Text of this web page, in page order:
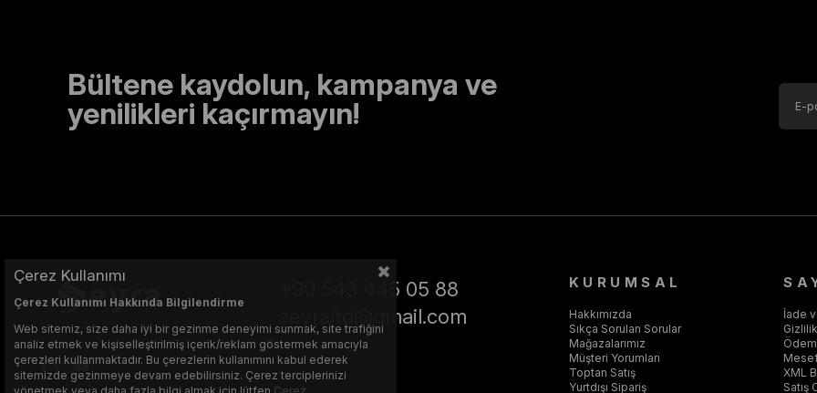
Bültene kaydolun, kampanya ve
yenilikleri kaçırmayın!
+90 543 445 05 88
seyraltd@gmail.com
KURUMSAL
Hakkımızda
Sıkça Sorulan Sorular
Mağazalarımız
Müşteri Yorumları
Toptan Satış
Yurtdışı Sipariş
İade
XML
Satış
Çerez Kullanımı
Çerez Kullanımı Hakkında Bilgilendirme
Web sitemiz, size daha iyi bir gezinme deneyimi sunmak, site trafiğini
analiz etmek ve kişiselleştirilmiş içerik/reklam göstermek amacıyla
çerezleri kullanmaktadır. Bu çerezlerin kullanımını kabul ederek
sitemizde gezinmeye devam edebilirsiniz. Çerez terciplerinizi